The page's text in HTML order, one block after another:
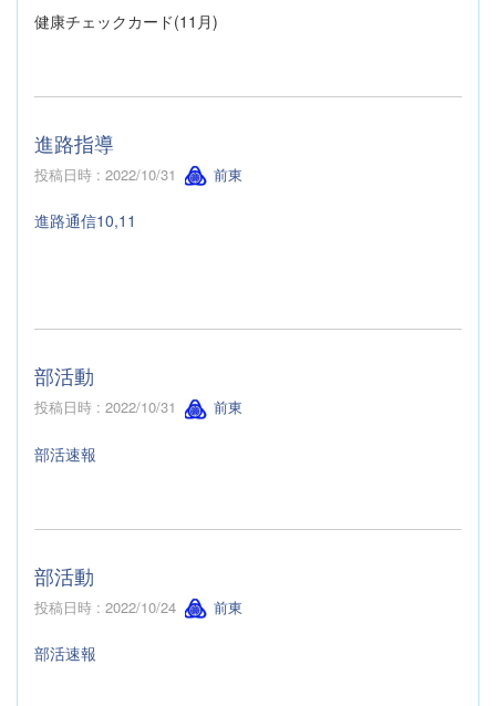
健康チェックカード(11月)
進路指導
投稿日時 : 2022/10/31 前東
進路通信10,11
部活動
投稿日時 : 2022/10/31 前東
部活速報
部活動
投稿日時 : 2022/10/24 前東
部活速報